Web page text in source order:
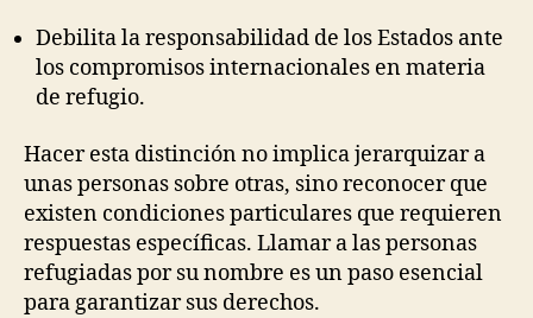
Debilita la responsabilidad de los Estados ante
los compromisos internacionales en materia
de refugio.
Hacer esta distinción no implica jerarquizar a
unas personas sobre otras, sino reconocer que
existen condiciones particulares que requieren
respuestas específicas. Llamar a las personas
refugiadas por su nombre es un paso esencial
para garantizar sus derechos.